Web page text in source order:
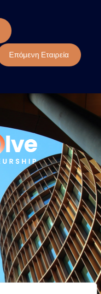
Επόμενη Εταιρεία